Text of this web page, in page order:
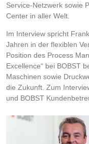
Service-Netzwerk sowie
Center in aller Welt.
Im Interview spricht
Jahren in der flexiblen
Position des Process
Excellence“ bei BOBST
Maschinen sowie
die Zukunft. Zum
und BOBST